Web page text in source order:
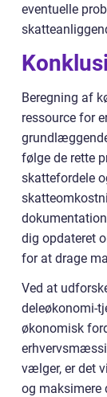
eventuelle
Beregning af
ressource for
følge de rette
skattefordele
dig opdateret
for at drage
Ved at
deleøkonomi-
økonomisk
vælger, er det
og maksimere